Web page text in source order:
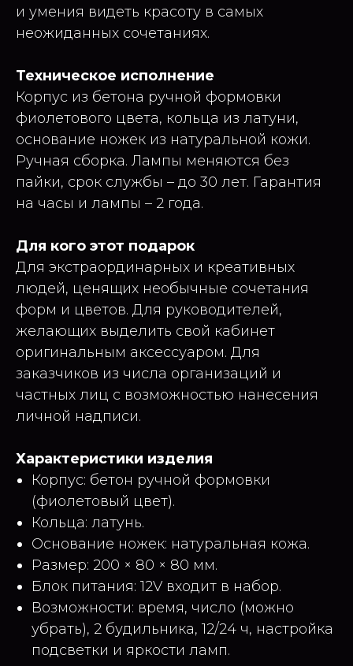
и умения видеть красоту в самых
неожиданных сочетаниях.
Техническое исполнение
Корпус из бетона ручной формовки
фиолетового цвета, кольца из латуни,
основание ножек из натуральной кожи.
Ручная сборка. Лампы меняются без
пайки, срок службы – до 30 лет. Гарантия
на часы и лампы – 2 года.
Для кого этот подарок
Для экстраординарных и креативных
людей, ценящих необычные сочетания
форм и цветов. Для руководителей,
желающих выделить свой кабинет
оригинальным аксессуаром. Для
заказчиков из числа организаций и
частных лиц с возможностью нанесения
личной надписи.
Характеристики изделия
Корпус: бетон ручной формовки
(фиолетовый цвет).
Кольца: латунь.
Основание ножек: натуральная кожа.
Размер: 200 × 80 × 80 мм.
Блок питания: 12V входит в набор.
Возможности: время, число (можно
убрать), 2 будильника, 12/24 ч, настройка
подсветки и яркости ламп.